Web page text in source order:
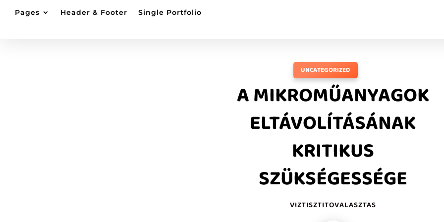
Pages Header & Footer Single Portfolio
UNCATEGORIZED
A MIKROMŰANYAGOK
ELTÁVOLÍTÁSÁNAK
KRITIKUS
SZÜKSÉGESSÉGE
VIZTISZTITOVALASZTAS